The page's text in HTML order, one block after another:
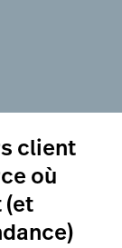
client
où
(et